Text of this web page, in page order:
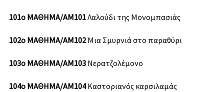
101ο ΜΑΘΗΜΑ/ΑΜ101Λαλούδι της Μονομπασιάς
102ο ΜΑΘΗΜΑ/ΑΜ102Μια Σμυρνιά στο παραθύρι
103ο ΜΑΘΗΜΑ/ΑΜ103 Νερατζολέμονο
104ο ΜΑΘΗΜΑ/ΑΜ104Καστοριανός καρσιλαμάς